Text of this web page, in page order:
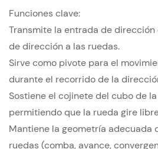
Funciones clave:
Transmite la entrada de
de dirección a las ruedas.
Sirve como pivote para el
durante el recorrido de la
Sostiene el cojinete del cubo de
permitiendo que la rueda gire
Mantiene la geometría adecuada
ruedas (comba, avance,